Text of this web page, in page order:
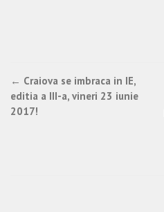
Post
navigation
← Craiova se imbraca in IE,
editia a III-a, vineri 23 iunie
2017!